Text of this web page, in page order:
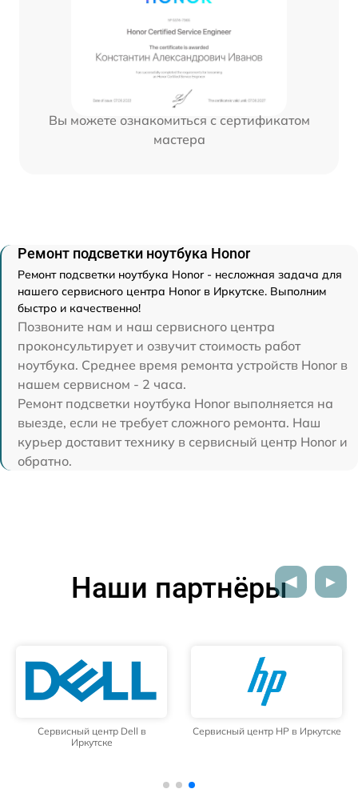
Вы можете ознакомиться с сертификатом
мастера
Ремонт подсветки ноутбука Honor
Ремонт подсветки ноутбука Honor - несложная задача для
нашего сервисного центра Honor в Иркутске. Выполним
быстро и качественно!
Позвоните нам и наш сервисного центра
проконсультирует и озвучит стоимость работ
ноутбука. Среднее время ремонта устройств Honor в
нашем сервисном - 2 часа.
Ремонт подсветки ноутбука Honor выполняется на
выезде, если не требует сложного ремонта. Наш
курьер доставит технику в сервисный центр Honor и
обратно.
Наши партнёры
Сервисный центр Dell в
Иркутске
Сервисный центр HP в Иркутске